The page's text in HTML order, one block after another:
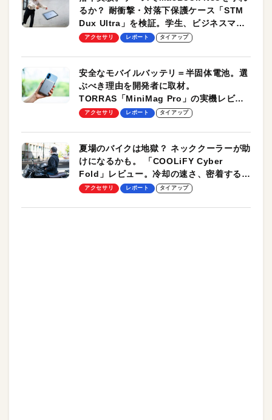
るか？ 耐衝撃・対落下保護ケース「STM
Dux Ultra」を検証。学生、ビジネスマン
のモバイルユースに最適！
アクセサリ レポート タイアップ
安全なモバイルバッテリ＝半固体電池。選
ぶべき理由を開発者に取材。
TORRAS「MiniMag Pro」の実機レビュ
ーも
アクセサリ レポート タイアップ
夏場のバイクは地獄？ ネッククーラーが助
けになるかも。 「COOLiFY Cyber
Fold」レビュー。冷却の速さ、密着する冷
却プレート、シンプルな操作性がグッド！
アクセサリ レポート タイアップ